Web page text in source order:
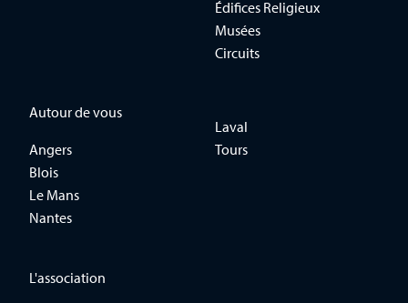
Édifices Religieux
Musées
Circuits
Autour de vous
Angers
Blois
Le Mans
Nantes
Laval
Tours
L'association